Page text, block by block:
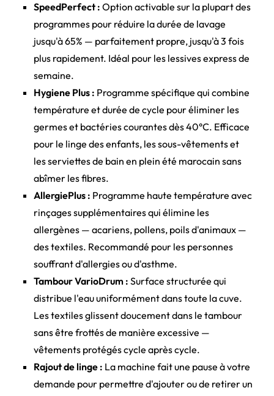
SpeedPerfect : Option activable sur la plupart des
programmes pour réduire la durée de lavage
jusqu'à 65% — parfaitement propre, jusqu'à 3 fois
plus rapidement. Idéal pour les lessives express de
semaine.
Hygiene Plus : Programme spécifique qui combine
température et durée de cycle pour éliminer les
germes et bactéries courantes dès 40°C. Efficace
pour le linge des enfants, les sous-vêtements et
les serviettes de bain en plein été marocain sans
abîmer les fibres.
AllergiePlus : Programme haute température avec
rinçages supplémentaires qui élimine les
allergènes — acariens, pollens, poils d'animaux —
des textiles. Recommandé pour les personnes
souffrant d'allergies ou d'asthme.
Tambour VarioDrum : Surface structurée qui
distribue l'eau uniformément dans toute la cuve.
Les textiles glissent doucement dans le tambour
sans être frottés de manière excessive —
vêtements protégés cycle après cycle.
Rajout de linge : La machine fait une pause à votre
demande pour permettre d'ajouter ou de retirer un